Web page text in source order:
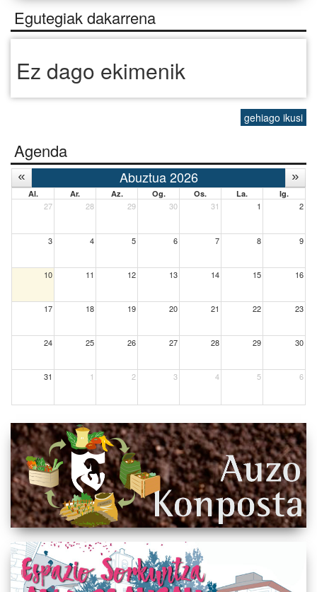
Egutegiak dakarrena
Ez dago ekimenik
gehiago ikusi
Agenda
Abuztua 2026
Al. Ar. Az. Og. Os. La. Ig.
27 28 29 30 31 1 2
3 4 5 6 7 8 9
10 11 12 13 14 15 16
17 18 19 20 21 22 23
24 25 26 27 28 29 30
31 1 2 3 4 5 6